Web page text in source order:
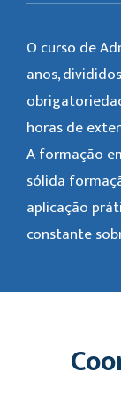
O curso de
anos,
horas de
A formação
sólida
aplicação
constante